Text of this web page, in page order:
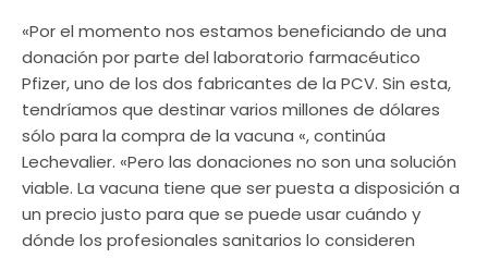
«Por el momento nos estamos beneficiando de una
donación por parte del laboratorio farmacéutico
Pfizer, uno de los dos fabricantes de la PCV. Sin esta,
tendríamos que destinar varios millones de dólares
sólo para la compra de la vacuna «, continúa
Lechevalier. «Pero las donaciones no son una solución
viable. La vacuna tiene que ser puesta a disposición a
un precio justo para que se puede usar cuándo y
dónde los profesionales sanitarios lo consideren